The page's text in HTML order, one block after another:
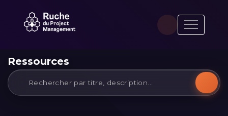
Ressources